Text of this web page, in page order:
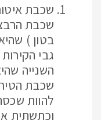
שכבת
שכבת
בטון )
גבי
השנייה
שכבת
להוות
וכתשתית